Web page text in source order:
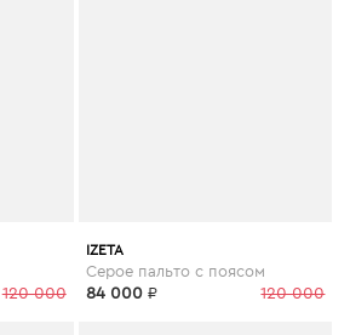
120 000
IZETA
Серое пальто с поясом
120 000
84 000 ₽